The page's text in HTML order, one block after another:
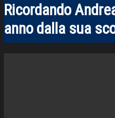
Ricordando
anno dalla sua